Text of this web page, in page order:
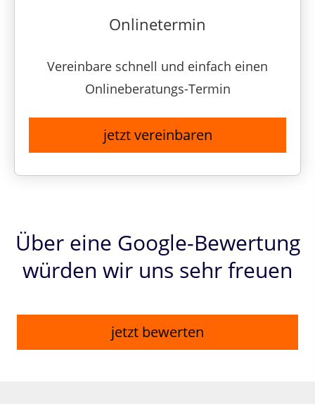
Onlinetermin
Vereinbare schnell und einfach einen
Onlineberatungs-Termin
jetzt vereinbaren
Über eine Google-Bewertung
würden wir uns sehr freuen
jetzt bewerten